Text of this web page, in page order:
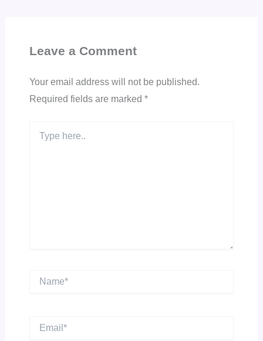
Leave a Comment
Your email address will not be published.
Required fields are marked *
here..